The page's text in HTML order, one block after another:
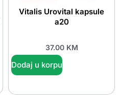
Vitalis Urovital kapsule
a20
37.00 KM
Dodaj u korpu